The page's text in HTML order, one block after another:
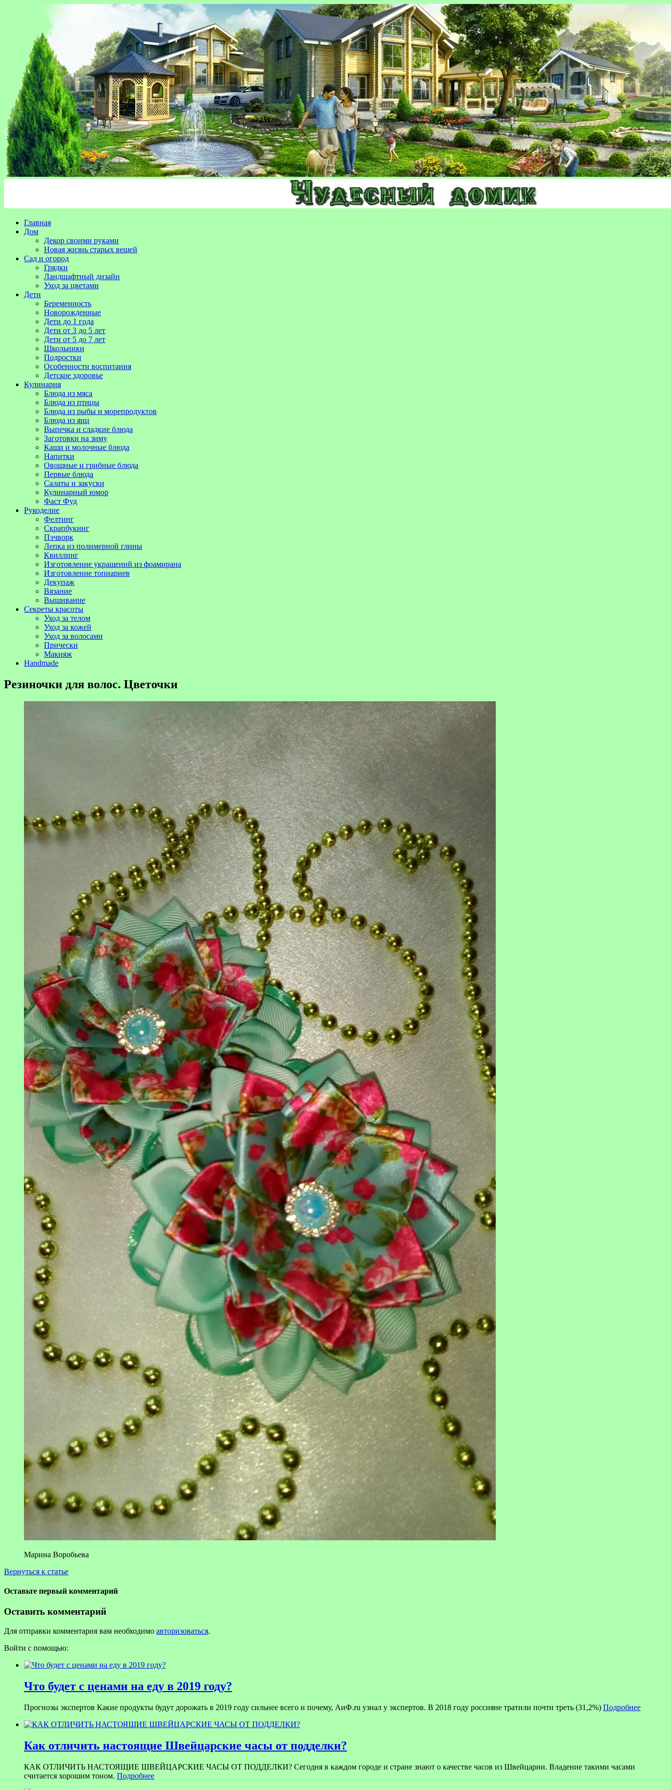
Главная
Дом
Декор своими руками
Новая жизнь старых вещей
Сад и огород
Грядки
Ландшафтный дизайн
Уход за цветами
Дети
Беременность
Новорожденные
Дети до 1 года
Дети от 3 до 5 лет
Дети от 5 до 7 лет
Школьники
Подростки
Особенности воспитания
Детское здоровье
Кулинария
Блюда из мяса
Блюда из птицы
Блюда из рыбы и морепродуктов
Блюда из яиц
Выпечка и сладкие блюда
Заготовки на зиму
Каши и молочные блюда
Напитки
Овощные и грибные блюда
Первые блюда
Салаты и закуски
Кулинарный юмор
Фаст Фуд
Рукоделие
Фелтинг
Скрапбукинг
Пэчворк
Лепка из полимерной глины
Квиллинг
Изготовление украшений из фоамирана
Изготовление топиариев
Декупаж
Вязание
Вышивание
Секреты красоты
Уход за телом
Уход за кожей
Уход за волосами
Прически
Макияж
Handmade
Резиночки для волос. Цветочки
Марина Воробьева
Вернуться к статье
Оставьте первый комментарий
Оставить комментарий
Для отправки комментария вам необходимо авторизоваться.
Войти с помощью:
Что будет с ценами на еду в 2019 году?
Прогнозы экспертов Какие продукты будут дорожать в 2019 году сильнее всего и почему, АиФ.ru узнал у экспертов. В 2018 году россияне тратили почти треть (31,2%) Подробнее
Как отличить настоящие Швейцарские часы от подделки?
КАК ОТЛИЧИТЬ НАСТОЯЩИЕ ШВЕЙЦАРСКИЕ ЧАСЫ ОТ ПОДДЕЛКИ? Сегодня в каждом городе и стране знают о качестве часов из Швейцарии. Владение такими часами
считается хорошим тоном. Подробнее